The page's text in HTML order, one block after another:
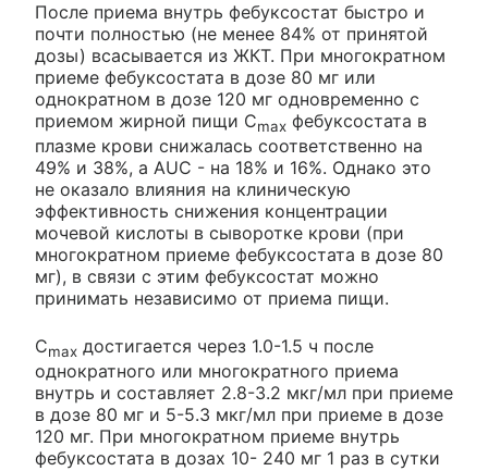
После приема внутрь фебуксостат быстро и
почти полностью (не менее 84% от принятой
дозы) всасывается из ЖКТ. При многократном
приеме фебуксостата в дозе 80 мг или
однократном в дозе 120 мг одновременно с
приемом жирной пищи Cmax фебуксостата в
плазме крови снижалась соответственно на
49% и 38%, a AUC - на 18% и 16%. Однако это
не оказало влияния на клиническую
эффективность снижения концентрации
мочевой кислоты в сыворотке крови (при
многократном приеме фебуксостата в дозе 80
мг), в связи с этим фебуксостат можно
принимать независимо от приема пищи.
Cmax достигается через 1.0-1.5 ч после
однократного или многократного приема
внутрь и составляет 2.8-3.2 мкг/мл при приеме
в дозе 80 мг и 5-5.3 мкг/мл при приеме в дозе
120 мг. При многократном приеме внутрь
фебуксостата в дозах 10- 240 мг 1 раз в сутки